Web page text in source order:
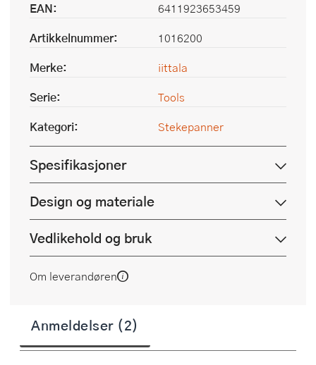
EAN:
6411923653459
Artikkelnummer:
1016200
Merke:
iittala
Serie:
Tools
Kategori:
Stekepanner
Spesifikasjoner
Design og materiale
Vedlikehold og bruk
Om leverandøren
Anmeldelser (2)